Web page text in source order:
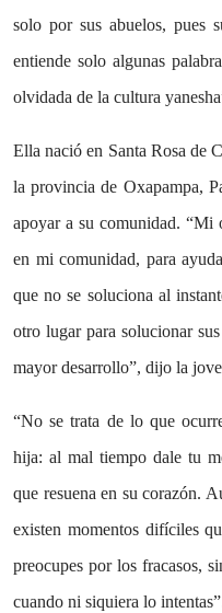
solo por sus abuelos, pues
entiende solo algunas
olvidada de la cultura
Ella nació en Santa Rosa de
la provincia de Oxapampa,
apoyar a su comunidad.
en mi comunidad, para
que no se soluciona al
otro lugar para solucionar
mayor desarrollo”, dijo la
“No se trata de lo que
hija: al mal tiempo dale tu
que resuena en su corazón.
existen momentos difíciles
preocupes por los fracasos,
cuando ni siquiera lo